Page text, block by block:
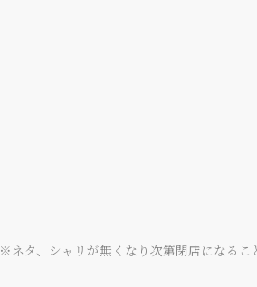
※ネタ、シャリが無くなり次第閉店になるこ